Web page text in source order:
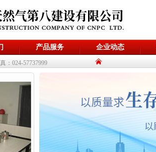
产品服务 企业动态
：024-57737999